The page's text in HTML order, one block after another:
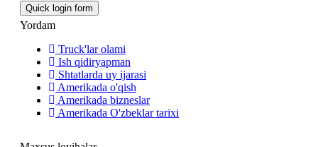
Yordam
Truck'lar olami
Ish qidiryapman
Shtatlarda uy ijarasi
Amerikada o'qish
Amerikada bizneslar
Amerikada O'zbeklar tarixi